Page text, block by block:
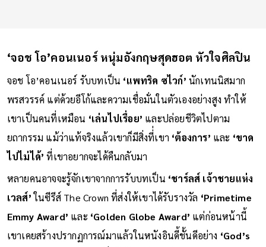
‘จอช โอ’คอนเนอร์ หนุ่มอังกฤษสุดฮอต หัวใจศิลปิน
จอช โอ’คอนเนอร์ รับบทเป็น ‘แพทริค ซไวก์’ นักเทนนิสมาก
พรสวรรค์ แต่ด้วยอีโก้และความเชื่อมั่นในตัวเองอย่างสูง ทำให้
เขาเป็นคนที่เหมือน ‘เล่นไปเรื่อย’ และปล่อยชีวิตไปตาม
ยถากรรม แม้ว่าแท้จริงแล้วเขาก็มีสิ่งที่่เขา ‘ต้องการ’ และ ‘ขาด
ไปไม่ได้’ที่เขาอยากจะได้คืนกลับมา
หลายคนอาจจะรู้จักเขาจากการรับบทเป็น ‘ชาร์ลส์ เจ้าชายแห่ง
เวลส์’ในซีรีส์ The Crown ที่ส่งให้เขาได้รับรางวัล ‘Primetime
Emmy Award’ และ ‘Golden Globe Award’ แต่ก่อนหน้านี้
เขาเคยสร้างปรากฏการณ์มาแล้วในหนังอินดี้ชั้นดีอย่าง ‘God’s